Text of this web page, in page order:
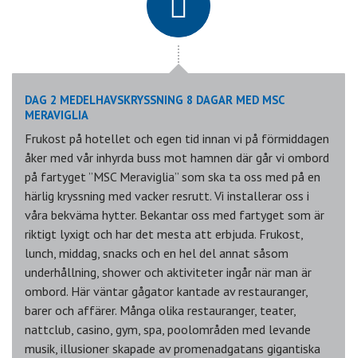
DAG 2 MEDELHAVSKRYSSNING 8 DAGAR MED MSC
MERAVIGLIA
Frukost på hotellet och egen tid innan vi på förmiddagen
åker med vår inhyrda buss mot hamnen där går vi ombord
på fartyget ”MSC Meraviglia” som ska ta oss med på en
härlig kryssning med vacker resrutt. Vi installerar oss i
våra bekväma hytter. Bekantar oss med fartyget som är
riktigt lyxigt och har det mesta att erbjuda. Frukost,
lunch, middag, snacks och en hel del annat såsom
underhållning, shower och aktiviteter ingår när man är
ombord. Här väntar gågator kantade av restauranger,
barer och affärer. Många olika restauranger, teater,
nattclub, casino, gym, spa, poolområden med levande
musik, illusioner skapade av promenadgatans gigantiska